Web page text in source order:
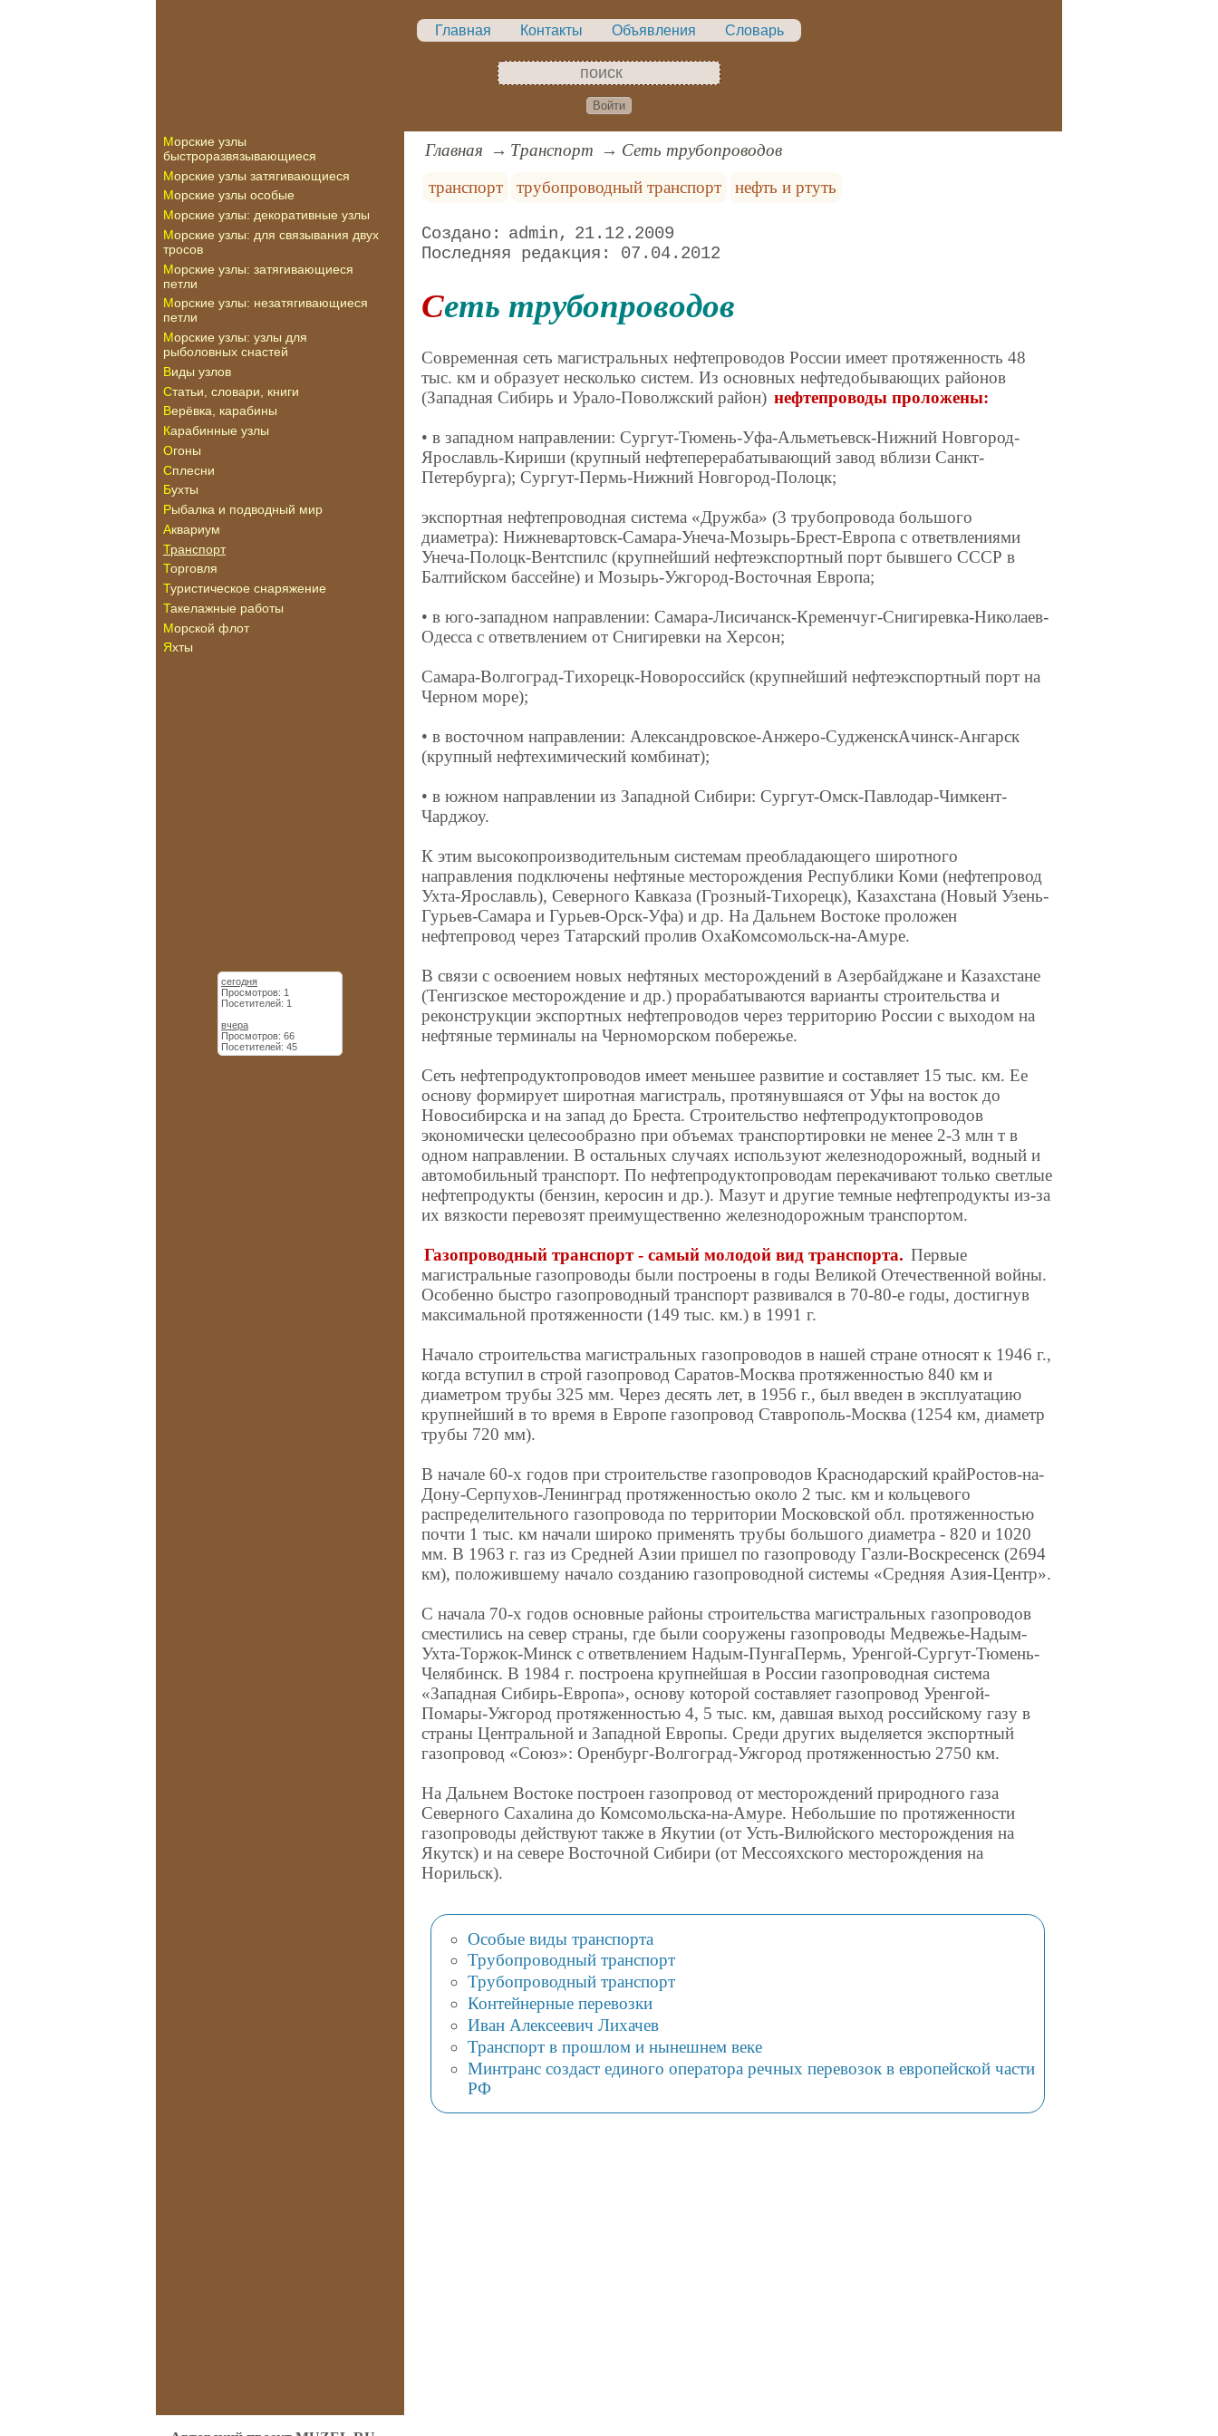
Главная Контакты Объявления Словарь
Войти
Морские узлы
быстроразвязывающиеся
Морские узлы затягивающиеся
Морские узлы особые
Морские узлы: декоративные узлы
Морские узлы: для связывания двух
тросов
Морские узлы: затягивающиеся
петли
Морские узлы: незатягивающиеся
петли
Морские узлы: узлы для
рыболовных снастей
Виды узлов
Статьи, словари, книги
Верёвка, карабины
Карабинные узлы
Огоны
Сплесни
Бухты
Рыбалка и подводный мир
Аквариум
Транспорт
Торговля
Туристическое снаряжение
Такелажные работы
Морской флот
Яхты
сегодня
Просмотров: 1
Посетителей: 1
вчера
Просмотров: 66
Посетителей: 45
Главная Транспорт
Сеть трубопроводов
транспорт
трубопроводный транспорт нефть и ртуть
admin
21.12.2009
07.04.2012
Сеть трубопроводов
Современная сеть магистральных нефтепроводов России имеет протяженность 48
тыс. км и образует несколько систем. Из основных нефтедобывающих районов
(Западная Сибирь и Урало-Поволжский район) нефтепроводы проложены:
• в западном направлении: Сургут-Тюмень-Уфа-Альметьевск-Нижний Новгород-
Ярославль-Кириши (крупный нефтеперерабатывающий завод вблизи Санкт-
Петербурга); Сургут-Пермь-Нижний Новгород-Полоцк;
экспортная нефтепроводная система «Дружба» (3 трубопровода большого
диаметра): Нижневартовск-Самара-Унеча-Мозырь-Брест-Европа с ответвлениями
Унеча-Полоцк-Вентспилс (крупнейший нефтеэкспортный порт бывшего СССР в
Балтийском бассейне) и Мозырь-Ужгород-Восточная Европа;
• в юго-западном направлении: Самара-Лисичанск-Кременчуг-Снигиревка-Николаев-
Одесса с ответвлением от Снигиревки на Херсон;
Самара-Волгоград-Тихорецк-Новороссийск (крупнейший нефтеэкспортный порт на
Черном море);
• в восточном направлении: Александровское-Анжеро-СудженскАчинск-Ангарск
(крупный нефтехимический комбинат);
• в южном направлении из Западной Сибири: Сургут-Омск-Павлодар-Чимкент-
Чарджоу.
К этим высокопроизводительным системам преобладающего широтного
направления подключены нефтяные месторождения Республики Коми (нефтепровод
Ухта-Ярославль), Северного Кавказа (Грозный-Тихорецк), Казахстана (Новый Узень-
Гурьев-Самара и Гурьев-Орск-Уфа) и др. На Дальнем Востоке проложен
нефтепровод через Татарский пролив ОхаКомсомольск-на-Амуре.
В связи с освоением новых нефтяных месторождений в Азербайджане и Казахстане
(Тенгизское месторождение и др.) прорабатываются варианты строительства и
реконструкции экспортных нефтепроводов через территорию России с выходом на
нефтяные терминалы на Черноморском побережье.
Сеть нефтепродуктопроводов имеет меньшее развитие и составляет 15 тыс. км. Ее
основу формирует широтная магистраль, протянувшаяся от Уфы на восток до
Новосибирска и на запад до Бреста. Строительство нефтепродуктопроводов
экономически целесообразно при объемах транспортировки не менее 2-3 млн т в
одном направлении. В остальных случаях используют железнодорожный, водный и
автомобильный транспорт. По нефтепродуктопроводам перекачивают только светлые
нефтепродукты (бензин, керосин и др.). Мазут и другие темные нефтепродукты из-за
их вязкости перевозят преимущественно железнодорожным транспортом.
Газопроводный транспорт - самый молодой вид транспорта. Первые
магистральные газопроводы были построены в годы Великой Отечественной войны.
Особенно быстро газопроводный транспорт развивался в 70-80-е годы, достигнув
максимальной протяженности (149 тыс. км.) в 1991 г.
Начало строительства магистральных газопроводов в нашей стране относят к 1946 г.,
когда вступил в строй газопровод Саратов-Москва протяженностью 840 км и
диаметром трубы 325 мм. Через десять лет, в 1956 г., был введен в эксплуатацию
крупнейший в то время в Европе газопровод Ставрополь-Москва (1254 км, диаметр
трубы 720 мм).
В начале 60-х годов при строительстве газопроводов Краснодарский крайРостов-на-
Дону-Серпухов-Ленинград протяженностью около 2 тыс. км и кольцевого
распределительного газопровода по территории Московской обл. протяженностью
почти 1 тыс. км начали широко применять трубы большого диаметра - 820 и 1020
мм. В 1963 г. газ из Средней Азии пришел по газопроводу Газли-Воскресенск (2694
км), положившему начало созданию газопроводной системы «Средняя Азия-Центр».
С начала 70-х годов основные районы строительства магистральных газопроводов
сместились на север страны, где были сооружены газопроводы Медвежье-Надым-
Ухта-Торжок-Минск с ответвлением Надым-ПунгаПермь, Уренгой-Сургут-Тюмень-
Челябинск. В 1984 г. построена крупнейшая в России газопроводная система
«Западная Сибирь-Европа», основу которой составляет газопровод Уренгой-
Помары-Ужгород протяженностью 4, 5 тыс. км, давшая выход российскому газу в
страны Центральной и Западной Европы. Среди других выделяется экспортный
газопровод «Союз»: Оренбург-Волгоград-Ужгород протяженностью 2750 км.
На Дальнем Востоке построен газопровод от месторождений природного газа
Северного Сахалина до Комсомольска-на-Амуре. Небольшие по протяженности
газопроводы действуют также в Якутии (от Усть-Вилюйского месторождения на
Якутск) и на севере Восточной Сибири (от Мессояхского месторождения на
Норильск).
Особые виды транспорта
Трубопроводный транспорт
Трубопроводный транспорт
Контейнерные перевозки
Иван Алексеевич Лихачев
Транспорт в прошлом и нынешнем веке
Минтранс создаст единого оператора речных перевозок в европейской части
РФ